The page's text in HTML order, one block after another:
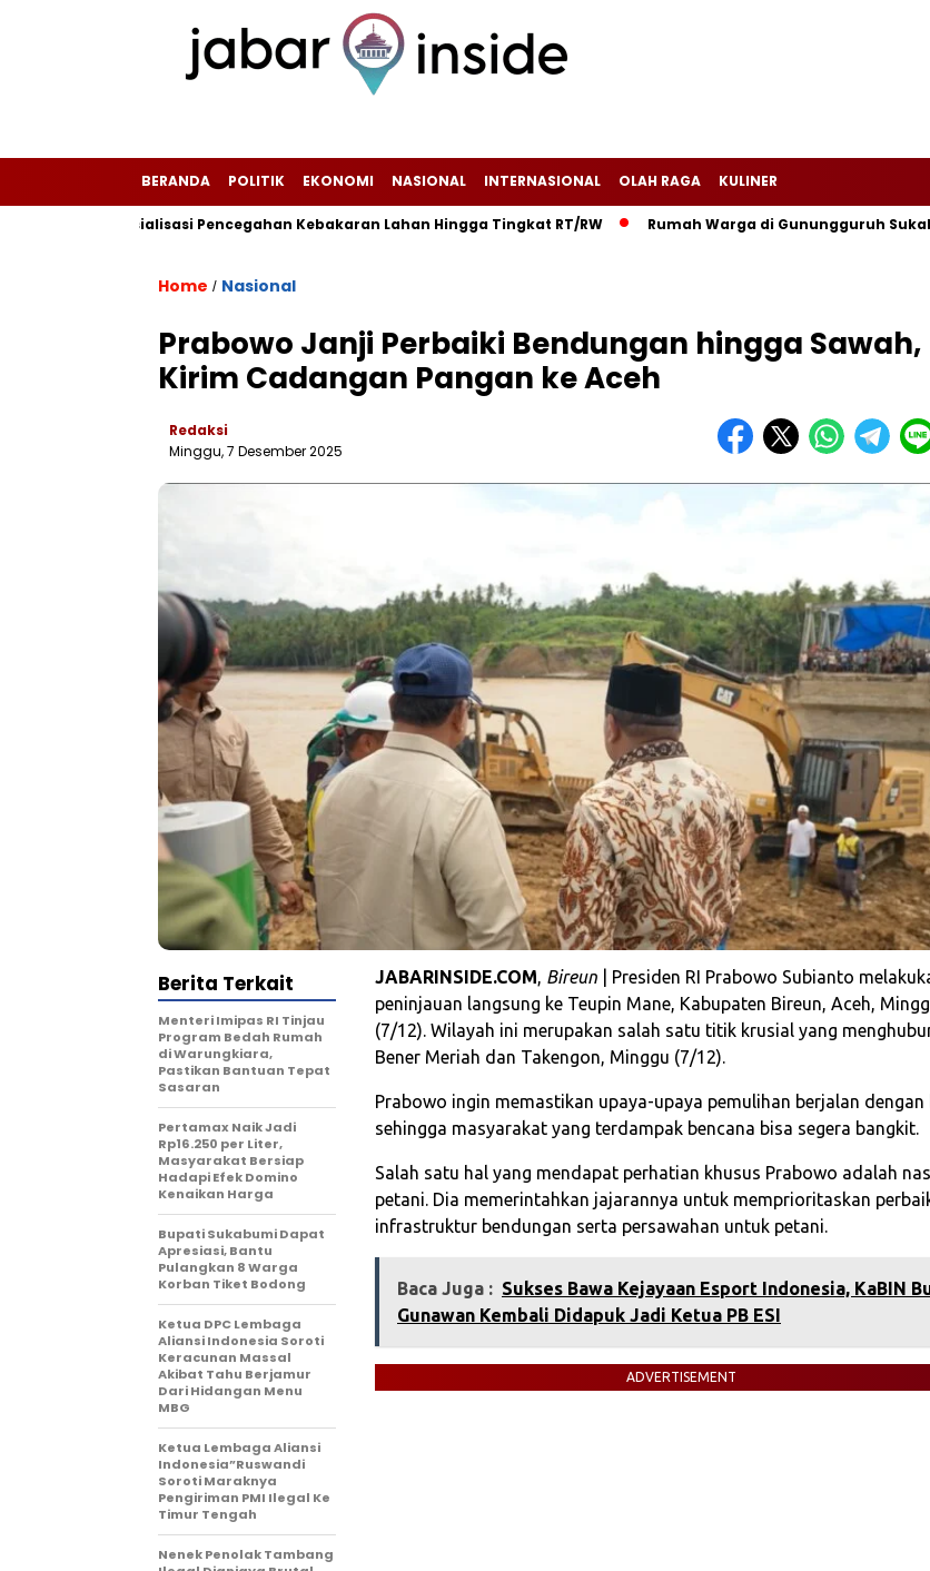
BERANDA POLITIK EKONOMI NASIONAL INTERNASIONAL OLAH RAGA KULINER
Sosialisasi Pencegahan Kebakaran Lahan Hingga Tingkat RT/RW‎ ‎Rumah Warga di Gunungguruh Sukabumi
Home / Nasional
Prabowo Janji Perbaiki Bendungan hingga Sawah,
Kirim Cadangan Pangan ke Aceh
Redaksi
Minggu, 7 Desember 2025
JABARINSIDE.COM, Bireun | Presiden RI Prabowo Subianto
peninjauan langsung ke Teupin Mane, Kabupaten Bireun, Aceh,
(7/12). Wilayah ini merupakan salah satu titik krusial yang
Bener Meriah dan Takengon, Minggu (7/12).
Prabowo ingin memastikan upaya-upaya pemulihan berjalan dengan
sehingga masyarakat yang terdampak bencana bisa segera bangkit.
Salah satu hal yang mendapat perhatian khusus Prabowo adalah
petani. Dia memerintahkan jajarannya untuk memprioritaskan
infrastruktur bendungan serta persawahan untuk petani.
Baca Juga : Sukses Bawa Kejayaan Esport Indonesia, KaBIN
Gunawan Kembali Didapuk Jadi Ketua PB ESI
ADVERTISEMENT
Berita Terkait
‎Menteri Imipas RI Tinjau
Program Bedah Rumah
di Warungkiara,
Pastikan Bantuan Tepat
Sasaran
‎Pertamax Naik Jadi
Rp16.250 per Liter,
Masyarakat Bersiap
Hadapi Efek Domino
Kenaikan Harga
‎Bupati Sukabumi Dapat
Apresiasi, Bantu
Pulangkan 8 Warga
Korban Tiket Bodong‎
Ketua DPC Lembaga
Aliansi Indonesia Soroti
Keracunan Massal
Akibat Tahu Berjamur
Dari Hidangan Menu
MBG
Ketua Lembaga Aliansi
Indonesia”Ruswandi
Soroti Maraknya
Pengiriman PMI Ilegal Ke
Timur Tengah
Nenek Penolak Tambang